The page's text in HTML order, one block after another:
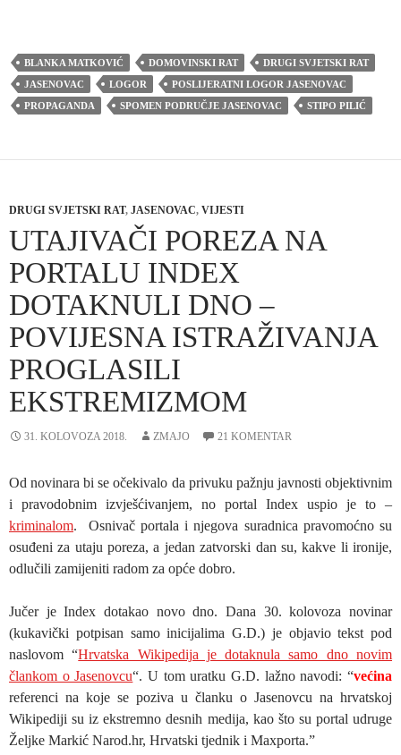
BLANKA MATKOVIĆ DOMOVINSKI RAT
DRUGI SVJETSKI RAT
JASENOVAC
LOGOR
POSLIJERATNI LOGOR JASENOVAC
PROPAGANDA
SPOMEN PODRUČJE JASENOVAC STIPO PILIĆ
DRUGI SVJETSKI RAT, JASENOVAC, VIJESTI
UTAJIVAČI POREZA NA
PORTALU INDEX
DOTAKNULI DNO –
POVIJESNA ISTRAŽIVANJA
PROGLASILI
EKSTREMIZMOM
31. KOLOVOZA 2018. ZMAJO 21 KOMENTAR
Od novinara bi se očekivalo da privuku pažnju javnosti objektivnim
i pravodobnim izvješćivanjem, no portal Index uspio je to –
kriminalom. Osnivač portala i njegova suradnica pravomoćno su
osuđeni za utaju poreza, a jedan zatvorski dan su, kakve li ironije,
odlučili zamijeniti radom za opće dobro.
Jučer je Index dotakao novo dno. Dana 30. kolovoza novinar
(kukavički potpisan samo inicijalima G.D.) je objavio tekst pod
naslovom “Hrvatska Wikipedija je dotaknula samo dno novim
člankom o Jasenovcu“. U tom uratku G.D. lažno navodi: “većina
referenci na koje se poziva u članku o Jasenovcu na hrvatskoj
Wikipediji su iz ekstremno desnih medija, kao što su portal udruge
Željke Markić Narod.hr, Hrvatski tjednik i Maxporta.”